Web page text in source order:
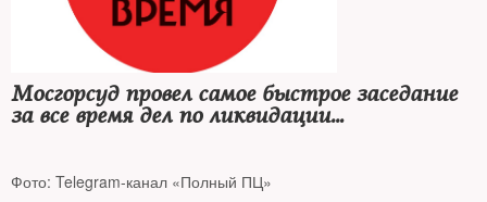
Мосгорсуд провел самое быстрое заседание
за все время дел по ликвидации
Фото: Telegram-канал «Полный ПЦ»